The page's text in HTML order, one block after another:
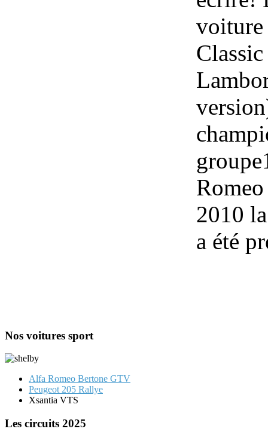
voiture
2010
a été
Nos voitures sport
Alfa Romeo Bertone GTV
Peugeot 205 Rallye
Xsantia VTS
Les circuits 2025